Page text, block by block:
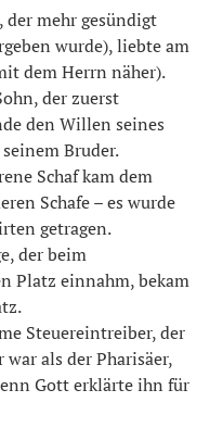
der mehr gesündigt
wurde), liebte am
dem Herrn näher).
der zuerst
den Willen seines
Bruder.
Schaf kam dem
Schafe – es wurde
getragen.
der beim
Platz einnahm, bekam
Steuereintreiber, der
als der Pharisäer,
Gott erklärte ihn für